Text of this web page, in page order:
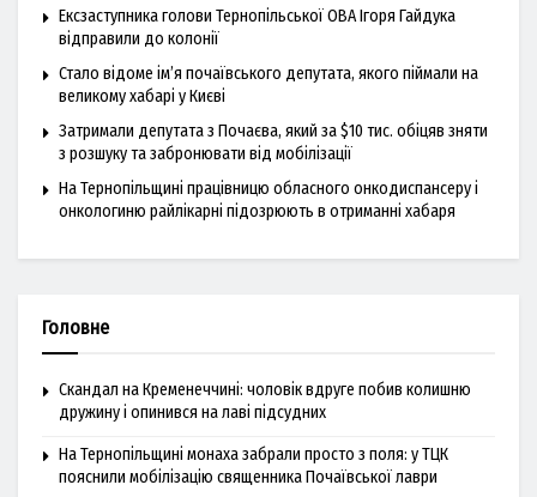
Ексзаступника голови Тернопільської ОВА Ігоря Гайдука
відправили до колонії
Стало відоме ім’я почаївського депутата, якого піймали на
великому хабарі у Києві
Затримали депутата з Почаєва, який за $10 тис. обіцяв зняти
з розшуку та забронювати від мобілізації
На Тернопільщині працівницю обласного онкодиспансеру і
онкологиню райлікарні підозрюють в отриманні хабаря
Головне
Скандал на Кременеччині: чоловік вдруге побив колишню
дружину і опинився на лаві підсудних
На Тернопільщині монаха забрали просто з поля: у ТЦК
пояснили мобілізацію священника Почаївської лаври